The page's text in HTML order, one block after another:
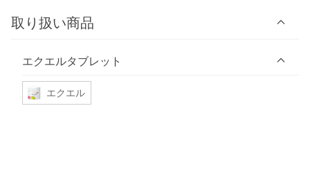
取り扱い商品
エクエルタブレット
エクエル